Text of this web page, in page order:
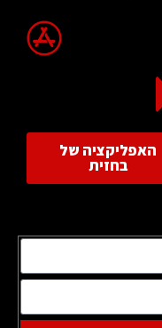
האפליקציה של
בחזית